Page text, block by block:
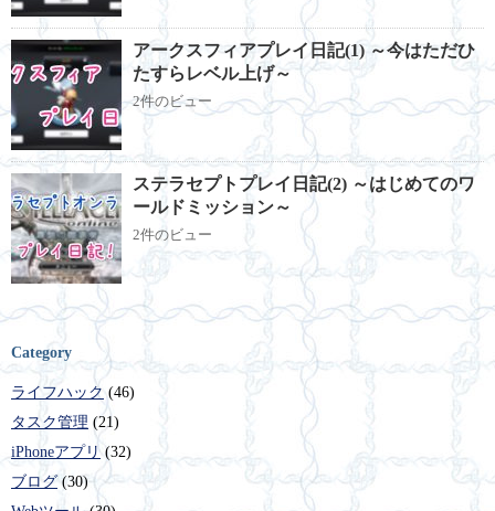
アークスフィアプレイ日記(1) ～今はただひ
たすらレベル上げ～
2件のビュー
ステラセプトプレイ日記(2) ～はじめてのワ
ールドミッション～
2件のビュー
Category
ライフハック (46)
タスク管理 (21)
iPhoneアプリ (32)
ブログ(30)